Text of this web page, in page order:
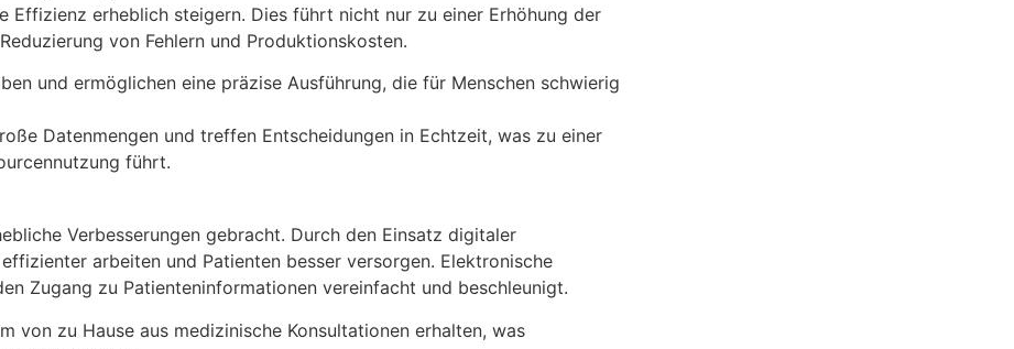
Effizienz erheblich steigern. Dies führt nicht nur zu einer Erhöhung der
von Fehlern und Produktionskosten.
und ermöglichen eine präzise Ausführung, die für Menschen schwierig
Datenmengen und treffen Entscheidungen in Echtzeit, was zu einer
führt.
Verbesserungen gebracht. Durch den Einsatz digitaler
arbeiten und Patienten besser versorgen. Elektronische
Zugang zu Patienteninformationen vereinfacht und beschleunigt.
von zu Hause aus medizinische Konsultationen erhalten, was